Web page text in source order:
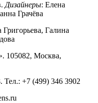
Дизайнеры: Елена
Грачёва
Галина
105082, Москва,
Тел.: +7 (499) 346 3902